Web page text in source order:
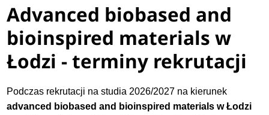
Advanced biobased and
bioinspired materials w
Łodzi - terminy rekrutacji
Podczas rekrutacji na studia 2026/2027 na kierunek
advanced biobased and bioinspired materials w Łodzi